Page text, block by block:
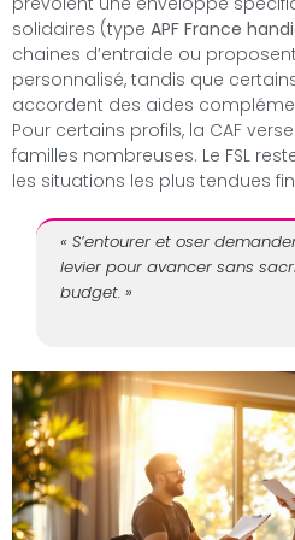
solidaires (type APF France
chaines d’entraide ou
personnalisé, tandis que
accordent des aides
Pour certains profils, la CAF
familles nombreuses. Le FSL
les situations les plus tendues
« S’entourer et oser
levier pour avancer sans
budget. »